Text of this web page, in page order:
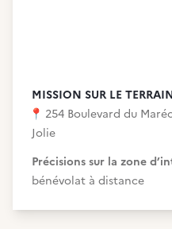
MISSION SUR LE
📍 254 Boulevard du
Jolie
Précisions sur la zone
bénévolat à distance